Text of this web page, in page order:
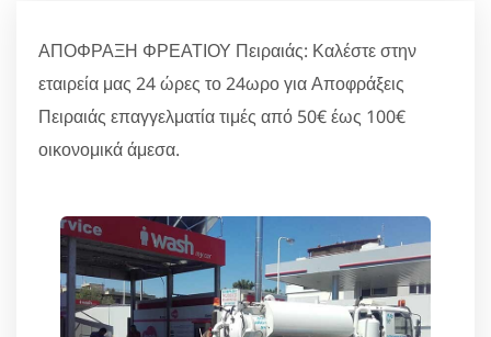
ΑΠΟΦΡΑΞΗ ΦΡΕΑΤΙΟΥ Πειραιάς: Καλέστε στην
εταιρεία μας 24 ώρες το 24ωρο για Αποφράξεις
Πειραιάς επαγγελματία τιμές από 50€ έως 100€
οικονομικά άμεσα.